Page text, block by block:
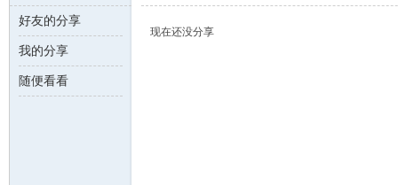
数 ›
好友的分享
我的分享
随便看看
现在还没分享